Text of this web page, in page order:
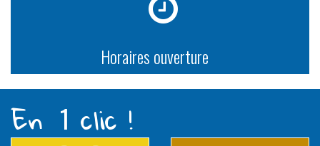
Horaires ouverture
En 1 clic !